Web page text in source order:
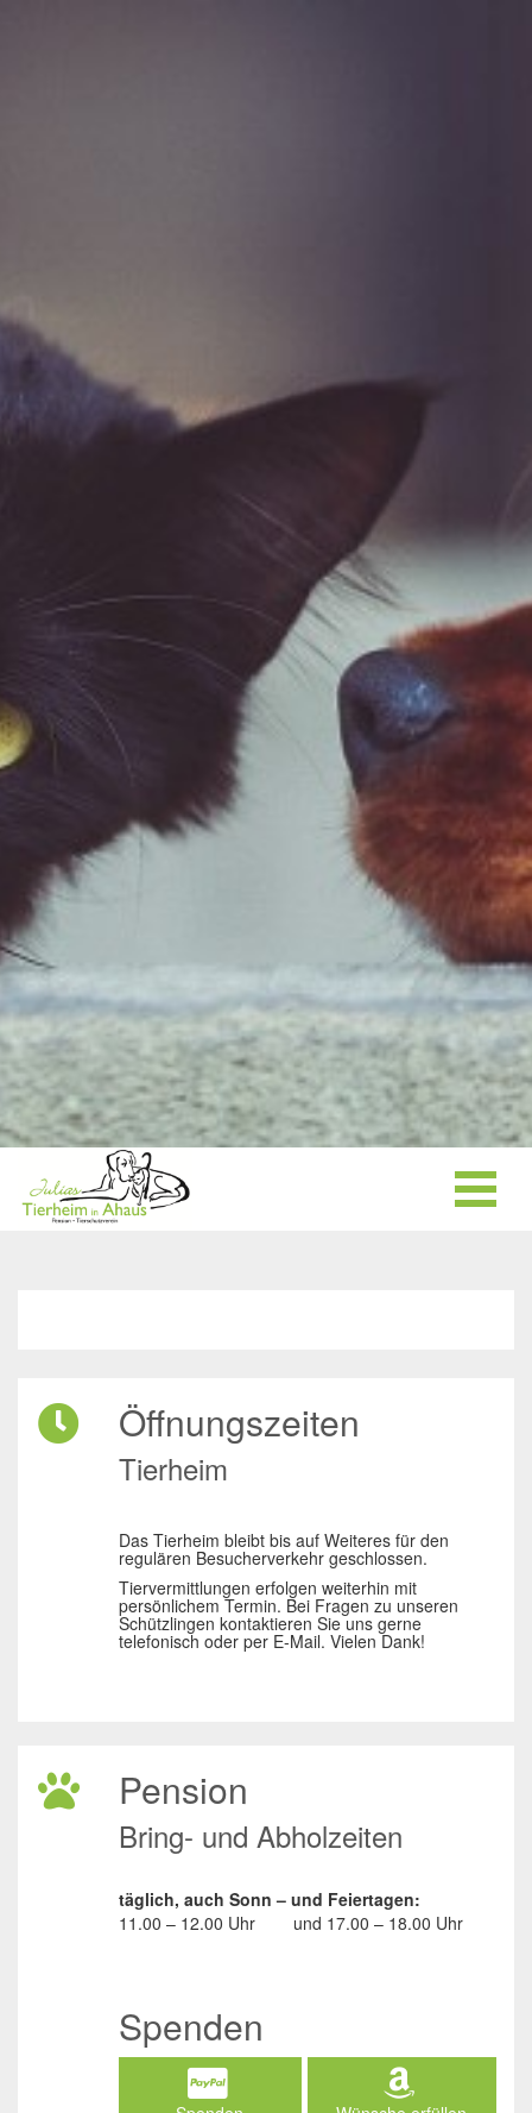
Öffnungszeiten
Tierheim
Das Tierheim bleibt bis auf Weiteres für den
regulären Besucherverkehr geschlossen.
Tiervermittlungen erfolgen weiterhin mit
persönlichem Termin. Bei Fragen zu unseren
Schützlingen kontaktieren Sie uns gerne
telefonisch oder per E-Mail. Vielen Dank!
Pension
Bring- und Abholzeiten
täglich, auch Sonn – und Feiertagen:
11.00 – 12.00 Uhr
und 17.00 – 18.00 Uhr
Spenden